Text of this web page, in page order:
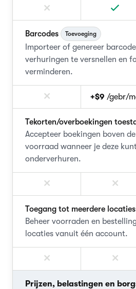
Barcodes Toevoeging
Importeer of genereer
verhuringen te versnellen en
verminderen.
+$9 /gebr/
Tekorten/overboekingen
Accepteer boekingen boven
voorraad wanneer je deze
onderverhuren.
Toegang tot meerdere locaties
Beheer voorraden en
locaties vanuit één account.
Prijzen, belastingen en